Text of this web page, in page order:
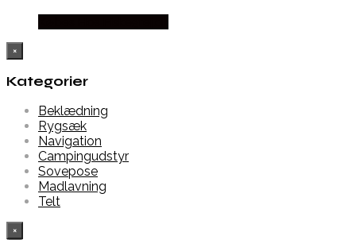
×
Kategorier
Beklædning
Rygsæk
Navigation
Campingudstyr
Sovepose
Madlavning
Telt
×